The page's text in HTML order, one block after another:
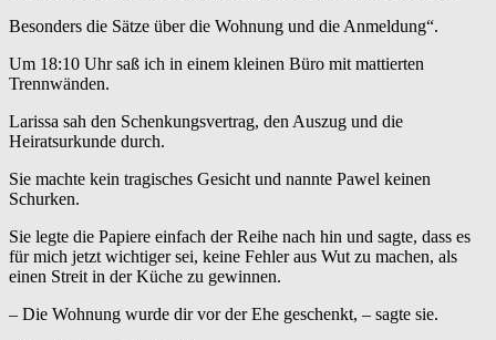
Besonders die Sätze über die Wohnung und die Anmeldung“.
Um 18:10 Uhr saß ich in einem kleinen Büro mit mattierten
Trennwänden.
Larissa sah den Schenkungsvertrag, den Auszug und die
Heiratsurkunde durch.
Sie machte kein tragisches Gesicht und nannte Pawel keinen
Schurken.
Sie legte die Papiere einfach der Reihe nach hin und sagte, dass es
für mich jetzt wichtiger sei, keine Fehler aus Wut zu machen, als
einen Streit in der Küche zu gewinnen.
– Die Wohnung wurde dir vor der Ehe geschenkt, – sagte sie.